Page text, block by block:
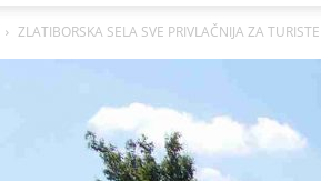
ZLATIBORSKA SELA SVE PRIVLAČNIJA ZA TURISTE